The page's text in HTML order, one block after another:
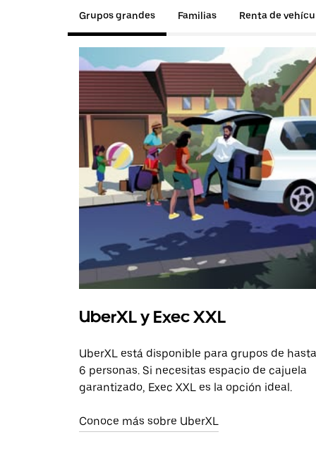
Grupos grandes Familias Renta de
UberXL y Exec XXL
UberXL está disponible para grupos de hasta
6 personas. Si necesitas espacio de cajuela
garantizado, Exec XXL es la opción ideal.
Conoce más sobre UberXL